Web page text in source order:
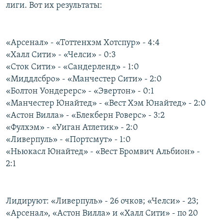
СЕВЕР.РЕАЛИИ
РАСПИСАНИЕ ВЕЩАНИЯ
ПОДПИШИТЕСЬ НА РАССЫЛКУ
СОЦИАЛЬНЫЕ СЕТИ
Все сайты РСЕ/РС
лиги. Вот их результаты:
«Арсенал» - «Тоттенхэм Хотспур» - 4:4
«Халл Сити» - «Челси» - 0:3
«Сток Сити» - «Сандерленд» - 1:0
«Миддлсбро» - «Манчестер Сити» - 2:0
«Болтон Уондерерс» - «Эвертон» - 0:1
«Манчестер Юнайтед» - «Вест Хэм Юнайтед» - 2:0
«Астон Вилла» - «Блекберн Роверс» - 3:2
«Фулхэм» - «Уиган Атлетик» - 2:0
«Ливерпуль» - «Портсмут» - 1:0
«Ньюкасл Юнайтед» - «Вест Бромвич Альбион» -
2:1
Лидируют: «Ливерпуль» - 26 очков; «Челси» - 23;
«Арсенал», «Астон Вилла» и «Халл Сити» - по 20